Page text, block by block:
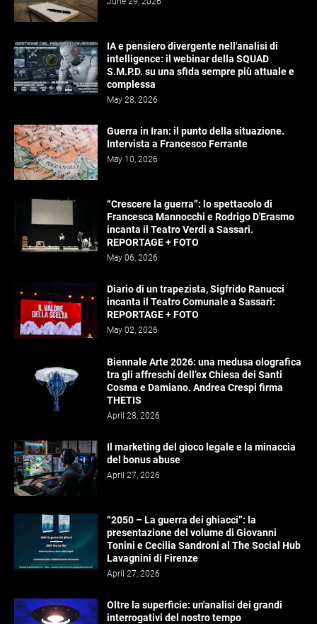
IA e pensiero divergente nell'analisi di
intelligence: il webinar della SQUAD
S.M.P.D. su una sfida sempre più attuale e
complessa
May 28, 2026
Guerra in Iran: il punto della situazione.
Intervista a Francesco Ferrante
May 10, 2026
“Crescere la guerra”: lo spettacolo di
Francesca Mannocchi e Rodrigo D'Erasmo
incanta il Teatro Verdi a Sassari.
REPORTAGE + FOTO
May 06, 2026
Diario di un trapezista, Sigfrido Ranucci
incanta il Teatro Comunale a Sassari:
REPORTAGE + FOTO
May 02, 2026
Biennale Arte 2026: una medusa olografica
tra gli affreschi dell’ex Chiesa dei Santi
Cosma e Damiano. Andrea Crespi firma
THETIS
April 28, 2026
Il marketing del gioco legale e la minaccia
del bonus abuse
April 27, 2026
“2050 – La guerra dei ghiacci”: la
presentazione del volume di Giovanni
Tonini e Cecilia Sandroni al The Social Hub
Lavagnini di Firenze
April 27, 2026
Oltre la superficie: un'analisi dei grandi
interrogativi del nostro tempo